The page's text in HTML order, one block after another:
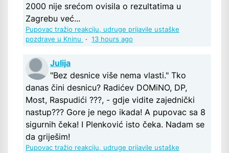
2000 nije srećom ovisila o rezultatima u
Zagrebu već...
Pupovac tražio reakciju, udruge prijavile ustaške
pozdrave u Kninu
· 13 hours ago
Julija
"Bez desnice više nema vlasti." Tko
danas čini desnicu? Radićev DOMiNO, DP,
Most, Raspudići ???, - gdje vidite zajednički
nastup??? Gore je nego ikada! A pupovac sa 8
sigurnih čeka! I Plenković isto čeka. Nadam se
da griješim!
Pupovac tražio reakciju, udruge prijavile ustaške